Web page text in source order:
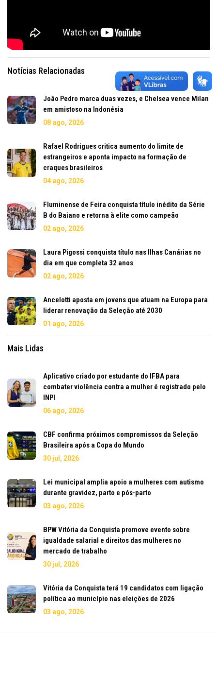
Notícias Relacionadas
João Pedro marca duas vezes, e Chelsea vence Milan
em amistoso na Indonésia
08 ago, 2026
Rafael Rodrigues critica aumento do limite de
estrangeiros e aponta impacto na formação de
craques brasileiros
04 ago, 2026
Fluminense de Feira conquista título inédito da Série
B do Baiano e retorna à elite como campeão
02 ago, 2026
Laura Pigossi conquista título nas Ilhas Canárias no
dia em que completa 32 anos
02 ago, 2026
Ancelotti aposta em jovens que atuam na Europa para
liderar renovação da Seleção até 2030
01 ago, 2026
Mais Lidas
Aplicativo criado por estudante do IFBA para
combater violência contra a mulher é registrado pelo
INPI
06 ago, 2026
CBF confirma próximos compromissos da Seleção
Brasileira após a Copa do Mundo
30 jul, 2026
Lei municipal amplia apoio a mulheres com autismo
durante gravidez, parto e pós-parto
03 ago, 2026
BPW Vitória da Conquista promove evento sobre
igualdade salarial e direitos das mulheres no
mercado de trabalho
30 jul, 2026
Vitória da Conquista terá 19 candidatos com ligação
política ao município nas eleições de 2026
03 ago, 2026